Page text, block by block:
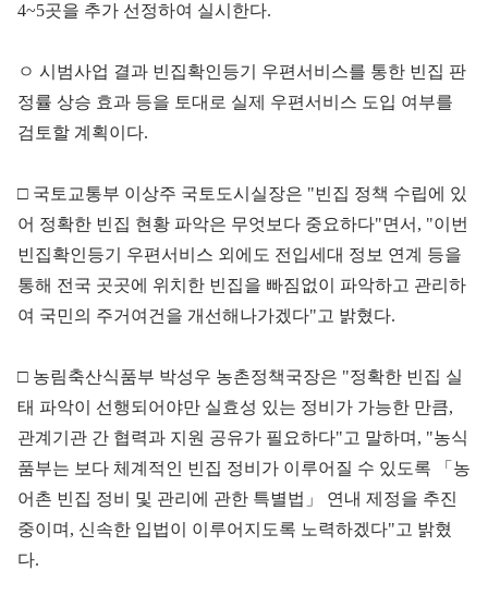
4~5곳을 추가 선정하여 실시한다.
ㅇ 시범사업 결과 빈집확인등기 우편서비스를 통한 빈집 판
정률 상승 효과 등을 토대로 실제 우편서비스 도입 여부를
검토할 계획이다.
□ 국토교통부 이상주 국토도시실장은 "빈집 정책 수립에 있
어 정확한 빈집 현황 파악은 무엇보다 중요하다"면서, "이번
빈집확인등기 우편서비스 외에도 전입세대 정보 연계 등을
통해 전국 곳곳에 위치한 빈집을 빠짐없이 파악하고 관리하
여 국민의 주거여건을 개선해나가겠다"고 밝혔다.
□ 농림축산식품부 박성우 농촌정책국장은 "정확한 빈집 실
태 파악이 선행되어야만 실효성 있는 정비가 가능한 만큼,
관계기관 간 협력과 지원 공유가 필요하다"고 말하며, "농식
품부는 보다 체계적인 빈집 정비가 이루어질 수 있도록 「농
어촌 빈집 정비 및 관리에 관한 특별법」 연내 제정을 추진
중이며, 신속한 입법이 이루어지도록 노력하겠다"고 밝혔
다.